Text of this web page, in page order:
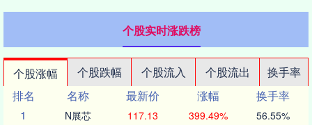
个股实时涨跌榜
个股涨幅 个股跌幅 个股流入 个股流出
换手率
排名
名称 最新价 涨幅
换手率
1
N展芯 117.13 399.49% 56.55%